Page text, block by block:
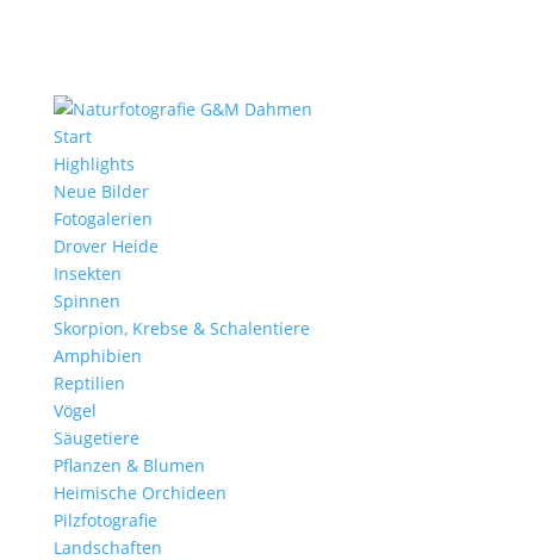
Start
Highlights
Neue Bilder
Fotogalerien
Drover Heide
Insekten
Spinnen
Skorpion, Krebse & Schalentiere
Amphibien
Reptilien
Vögel
Säugetiere
Pflanzen & Blumen
Heimische Orchideen
Pilzfotografie
Landschaften